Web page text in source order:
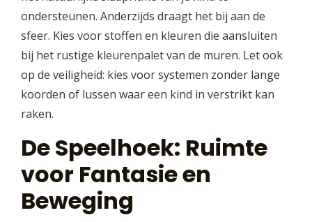
ondersteunen. Anderzijds draagt het bij aan de
sfeer. Kies voor stoffen en kleuren die aansluiten
bij het rustige kleurenpalet van de muren. Let ook
op de veiligheid: kies voor systemen zonder lange
koorden of lussen waar een kind in verstrikt kan
raken.
De Speelhoek: Ruimte
voor Fantasie en
Beweging